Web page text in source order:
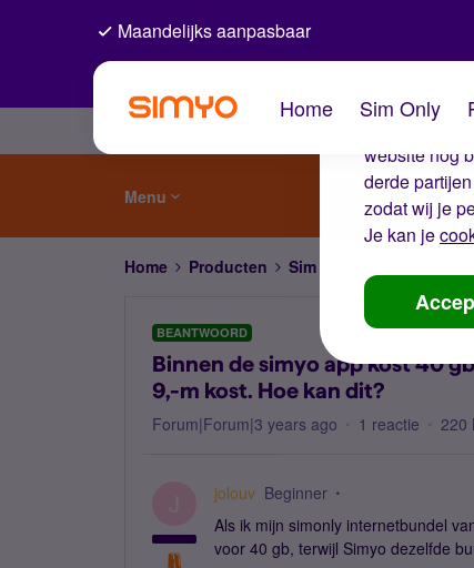
De
Wij
website nog
derde
zodat wij je
Je kan je
Maandelijks aanpasbaar
Home Sim Only
Menu
Home Producten Sim Only
BEANTWOORD
Binnen de simyo app kost 40
9,-m kost. Hoe kan dit?
Forum|Forum|3 years ago 1 reactie 220
jolouv Beginner
Als ik mijn simonly internetbundel
voor 40 gb, terwijl Simyo dezelfde